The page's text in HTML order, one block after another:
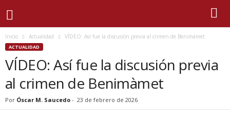
Inicio Actualidad VÍDEO: Así fue la discusión previa al crimen de Benimàmet
ACTUALIDAD
VÍDEO: Así fue la discusión previa
al crimen de Benimàmet
Por Óscar M. Saucedo - 23 de febrero de 2026